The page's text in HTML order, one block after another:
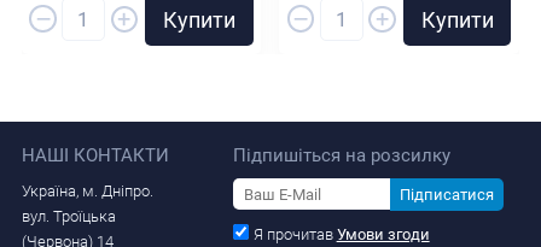
– + Купити – + Купити
НАШІ КОНТАКТИ
Україна, м. Дніпро.
вул. Троїцька
(Червона) 14
Підпишіться на розсилку
Підписатися
Я прочитав Умови згоди